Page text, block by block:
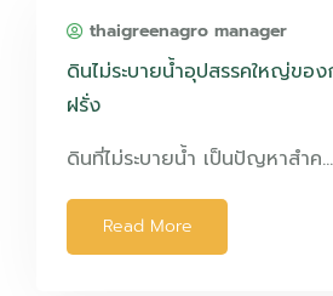
thaigreenagro manager
ดินไม่ระบายน้ำอุปสรรคใหญ่ขอ
ฝรั่ง
ดินที่ไม่ระบายน้ำ เป็นปัญหาสำค…
Read More